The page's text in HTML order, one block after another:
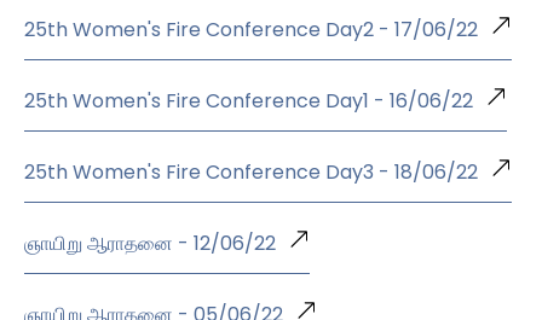
25th Women's Fire Conference Day2 - 17/06/22
25th Women's Fire Conference Day1 - 16/06/22
25th Women's Fire Conference Day3 - 18/06/22
ஞாயிறு ஆராதனை - 12/06/22